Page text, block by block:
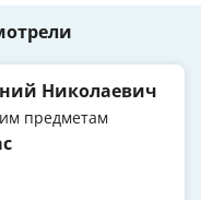
Николаевич
предметам